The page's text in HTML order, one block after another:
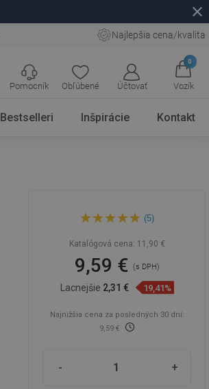
close
Najlepšia cena/kvalita
Obľúbené Účtovať
0
Vozík
Pomocník
Bestselleri Inšpirácie Kontakt
Mexen sprchová hadica 175
cm, čierna - 79475-70
(5)
Katalógová cena: 11,90 €
9,59 € (s DPH)
Lacnejšie 2,31 € 19,41%
Najnižšia cena za posledných 30 dní:
9,59 €
- +